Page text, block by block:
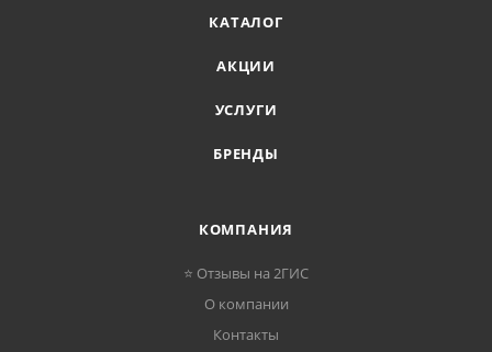
КАТАЛОГ
АКЦИИ
УСЛУГИ
БРЕНДЫ
КОМПАНИЯ
⭐ Отзывы на 2ГИС
О компании
Контакты